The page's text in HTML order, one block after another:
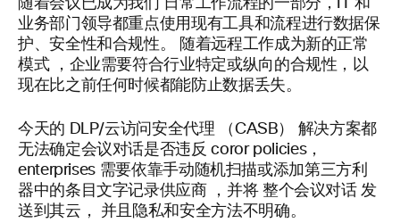
随着会议已成为我们 日常工作流程的一部分，IT
和
业务部门领导都重点使用现有工具和流程进行数据保
护、安全性和合规性。
随着远程工作成为新的正常
模式
，企业需要符合行业特定或纵向的合规性，以
现在比之前任何时候都能防止数据丢失。
今天的 DLP/云访问安全代理 （CASB）
解决方案都
无法确定会议对话是否违反 coror policies，
enterprises 需要依靠手动随机扫描或添加第三方利
器中的条目文字记录供应商 ，并将 整个会议对话发
送到其云，
并且隐私和安全方法不明确。